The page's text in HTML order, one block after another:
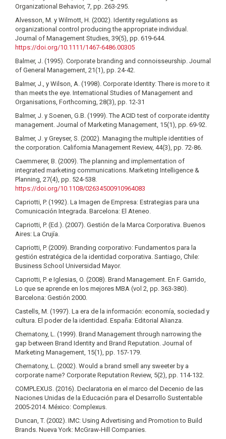
Organizational Behavior, 7, pp. 263-295.
Alvesson, M. y Wilmott, H. (2002). Identity regulations as
organizational control producing the appropriate individual.
Journal of Management Studies, 39(5), pp. 619-644.
https://doi.org/10.1111/1467-6486.00305
Balmer, J. (1995). Corporate branding and connoisseurship. Journal
of General Management, 21(1), pp. 24-42.
Balmer, J., y Wilson, A. (1998). Corporate Identity: There is more to it
than meets the eye. Intemational Studies of Management and
Organisations, Forthcoming, 28(3), pp. 12-31
Balmer, J. y Soenen, G.B. (1999). The ACID test of corporate identity
management. Journal of Marketing Management, 15(1), pp. 69-92.
Balmer, J. y Greyser, S. (2002). Managing the multiple identities of
the corporation. California Management Review, 44(3), pp. 72-86.
Caemmerer, B. (2009). The planning and implementation of
integrated marketing communications. Marketing Intelligence &
Planning, 27(4), pp. 524-538.
https://doi.org/10.1108/02634500910964083
Capriotti, P. (1992). La Imagen de Empresa: Estrategias para una
Comunicación Integrada. Barcelona: El Ateneo.
Capriotti, P. (Ed.). (2007). Gestión de la Marca Corporativa. Buenos
Aires: La Crujía.
Capriotti, P. (2009). Branding corporativo: Fundamentos para la
gestión estratégica de la identidad corporativa. Santiago, Chile:
Business School Universidad Mayor.
Capriotti, P. e Iglesias, O. (2008). Brand Management. En F. Garrido,
Lo que se aprende en los mejores MBA (vol 2, pp. 363-380).
Barcelona: Gestión 2000.
Castells, M. (1997). La era de la información: economía, sociedad y
cultura. El poder de la identidad. España: Editorial Alianza.
Chernatony, L. (1999). Brand Management through narrowing the
gap between Brand Identity and Brand Reputation. Journal of
Marketing Management, 15(1), pp. 157-179.
Chernatony, L. (2002). Would a brand smell any sweeter by a
corporate name? Corporate Reputation Review, 5(2), pp. 114-132.
COMPLEXUS. (2016). Declaratoria en el marco del Decenio de las
Naciones Unidas de la Educación para el Desarrollo Sustentable
2005-2014. México: Complexus.
Duncan, T. (2002). IMC: Using Advertising and Promotion to Build
Brands. Nueva York: McGraw-Hill Companies.